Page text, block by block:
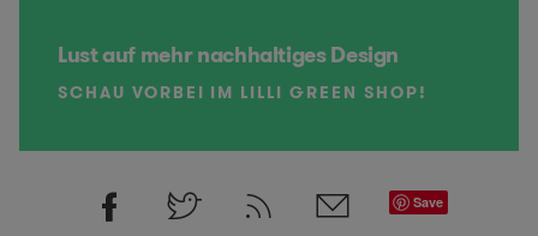
Lust auf mehr nachhaltiges Design
SCHAU VORBEI IM LILLI GREEN SHOP!
Save